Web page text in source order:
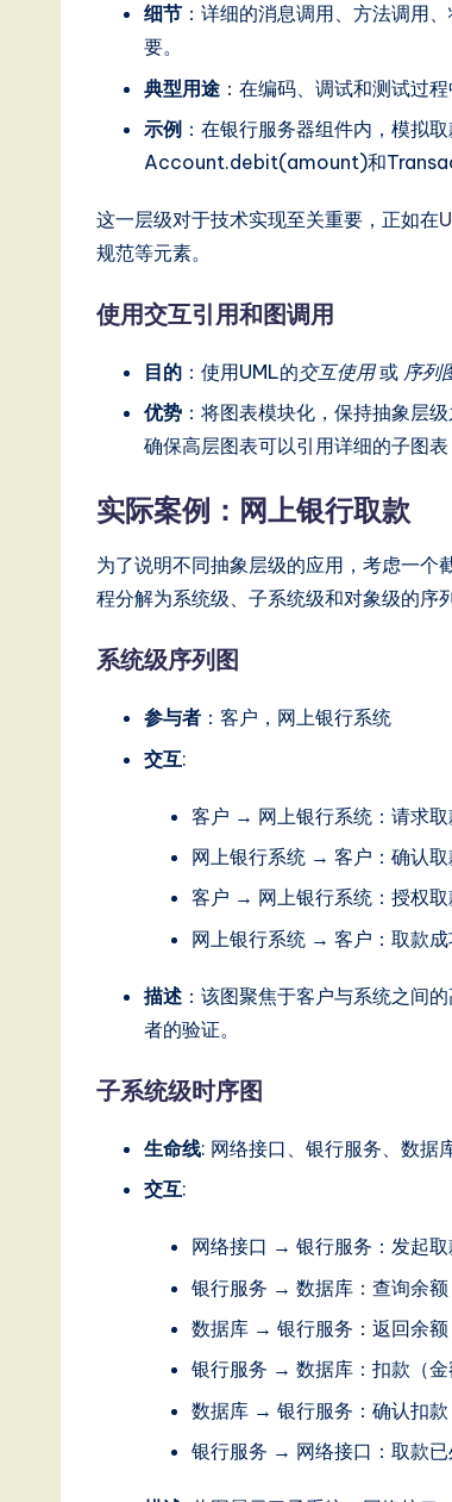
细节 ：详细的消息调用、方法调用
要。
典型用途 ：在编码、调试和测试过
示例 ：在银行服务器组件内，模拟
Account.debit(amount)和
这一层级对于技术实现至关重要，正如在
规范等元素。
使用交互引用和图调用
目的 ：使用UML的交互使用或 序列
优势 ：将图表模块化，保持抽象层
确保高层图表可以引用详细的子图表
实际案例：网上银行取款
为了说明不同抽象层级的应用，考虑一
程分解为系统级、子系统级和对象级的序
系统级序列图
参与者 ：客户，网上银行系统
交互:
客户 → 网上银行系统：请求取
网上银行系统 → 客户：确认取
客户 → 网上银行系统：授权取
网上银行系统 → 客户：取款成
描述 ：该图聚焦于客户与系统之间
者的验证。
子系统级时序图
生命线: 网络接口、银行服务、数据
交互:
网络接口 → 银行服务：发起取
银行服务 → 数据库：查询余额
数据库 → 银行服务：返回余额
银行服务 → 数据库：扣款（金
数据库 → 银行服务：确认扣款
银行服务 → 网络接口：取款已